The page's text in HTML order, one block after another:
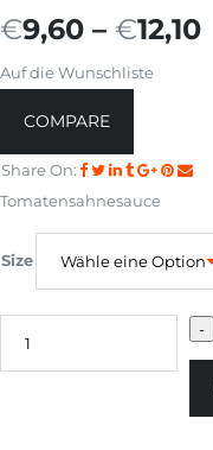
€9,60 – €12,10
Auf die Wunschliste
COMPARE
Share On:
Tomatensahnesauce
Size